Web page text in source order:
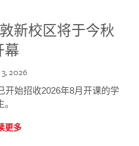
新校区将于今秋
幕
2026
开始招收2026年8月开课的学
。
更多